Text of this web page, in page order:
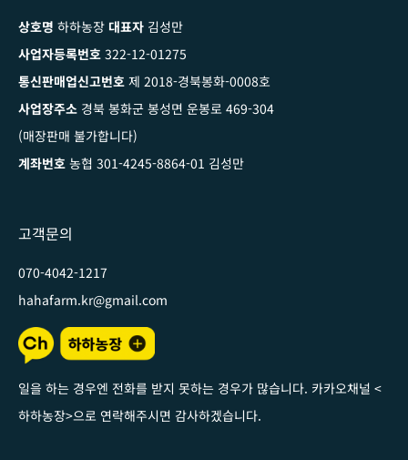
상호명 하하농장 대표자 김성만
사업자등록번호 322-12-01275
통신판매업신고번호 제 2018-경북봉화-0008호
사업장주소 경북 봉화군 봉성면 운봉로 469-304
(매장판매 불가합니다)
계좌번호 농협 301-4245-8864-01 김성만
고객문의
070-4042-1217
hahafarm.kr@gmail.com
일을 하는 경우엔 전화를 받지 못하는 경우가 많습니다. 카카오채널 <
하하농장>으로 연락해주시면 감사하겠습니다.